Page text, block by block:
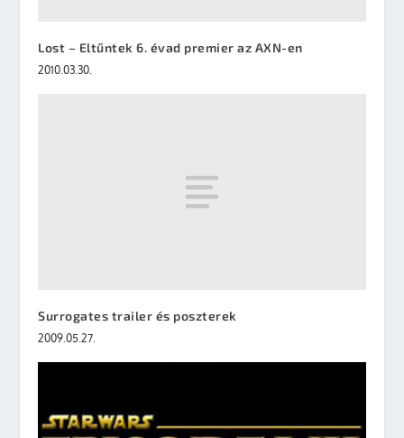
Lost – Eltűntek 6. évad premier az AXN-en
2010.03.30.
Surrogates trailer és poszterek
2009.05.27.